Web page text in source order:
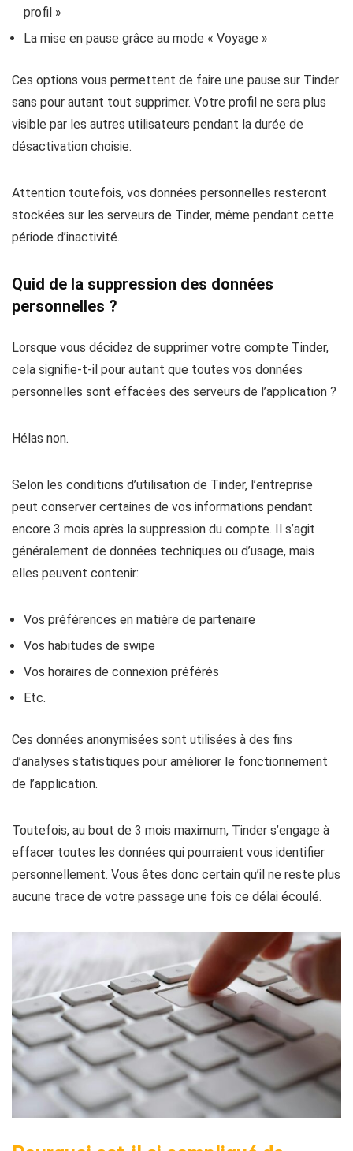
profil »
La mise en pause grâce au mode « Voyage »
Ces options vous permettent de faire une pause sur Tinder
sans pour autant tout supprimer. Votre profil ne sera plus
visible par les autres utilisateurs pendant la durée de
désactivation choisie.
Attention toutefois, vos données personnelles resteront
stockées sur les serveurs de Tinder, même pendant cette
période d’inactivité.
Quid de la suppression des données
personnelles ?
Lorsque vous décidez de supprimer votre compte Tinder,
cela signifie-t-il pour autant que toutes vos données
personnelles sont effacées des serveurs de l’application ?
Hélas non.
Selon les conditions d’utilisation de Tinder, l’entreprise
peut conserver certaines de vos informations pendant
encore 3 mois après la suppression du compte. Il s’agit
généralement de données techniques ou d’usage, mais
elles peuvent contenir:
Vos préférences en matière de partenaire
Vos habitudes de swipe
Vos horaires de connexion préférés
Etc.
Ces données anonymisées sont utilisées à des fins
d’analyses statistiques pour améliorer le fonctionnement
de l’application.
Toutefois, au bout de 3 mois maximum, Tinder s’engage à
effacer toutes les données qui pourraient vous identifier
personnellement. Vous êtes donc certain qu’il ne reste plus
aucune trace de votre passage une fois ce délai écoulé.